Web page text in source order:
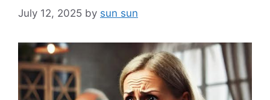
July 12, 2025 by sun sun